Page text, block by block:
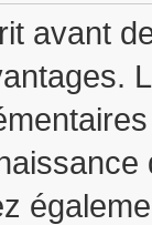
avant